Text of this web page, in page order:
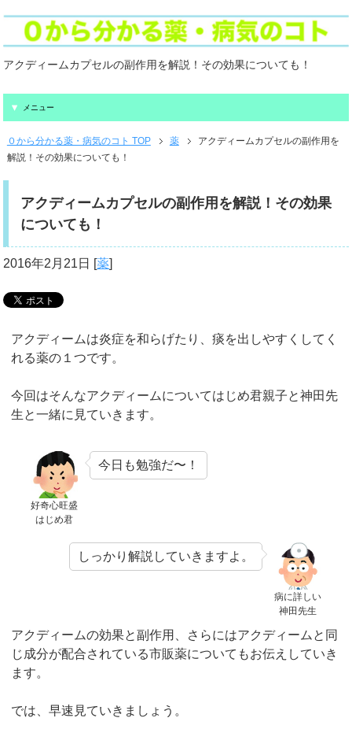
アクディームカプセルの副作用を解説！その効果についても！
メニュー
０から分かる薬・病気のコト TOP 薬
アクディームカプセルの副作用を
解説！その効果についても！
アクディームカプセルの副作用を解説！その効果
についても！
2016年2月21日 [薬]
アクディームは炎症を和らげたり、痰を出しやすくしてく
れる薬の１つです。
今回はそんなアクディームについてはじめ君親子と神田先
生と一緒に見ていきます。
好奇心旺盛
はじめ君
今日も勉強だ〜！
病に詳しい
神田先生
しっかり解説していきますよ。
アクディームの効果と副作用、さらにはアクディームと同
じ成分が配合されている市販薬についてもお伝えしていき
ます。
では、早速見ていきましょう。